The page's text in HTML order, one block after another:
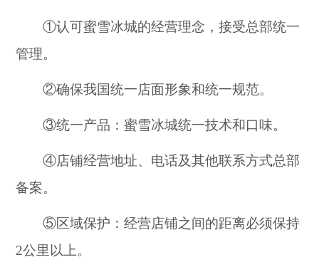
①认可蜜雪冰城的经营理念，接受总部统一
管理。
②确保我国统一店面形象和统一规范。
③统一产品：蜜雪冰城统一技术和口味。
④店铺经营地址、电话及其他联系方式总部
备案。
⑤区域保护：经营店铺之间的距离必须保持
2公里以上。